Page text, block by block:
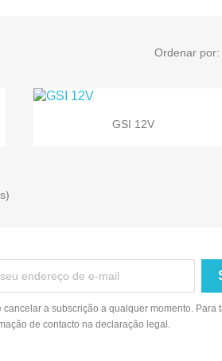
Ordenar por:
Vista rápida
GSI 12V
cancelar a subscrição a qualquer momento. Para
de contacto na declaração legal.